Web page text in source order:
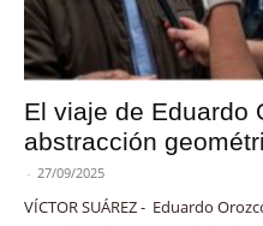
El viaje de Eduardo
abstracción
- 27/09/2025
VÍCTOR SUÁREZ - Eduardo